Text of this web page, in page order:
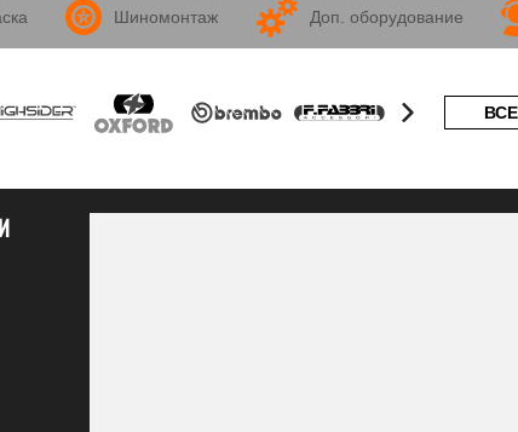
Шиномонтаж Доп. оборудование